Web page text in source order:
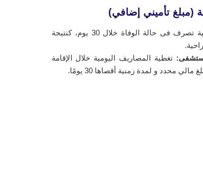
(مبلغ تأميني إضافي)
تغطية تأمينية تصرف فى حالة الوفاة خلال 30 يوم، كنتيجة
تغطية المصاريف اليومية خلال الإقامة
محدد و لمدة زمنية أقصاها 30 يومًا.